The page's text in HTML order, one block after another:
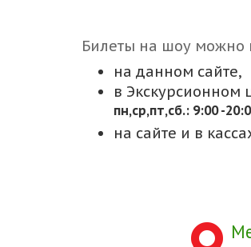
Билеты на шоу можно
на данном сайте,
в Экскурсионном
пн,cр,пт,сб.: 9:00 -
на сайте и в